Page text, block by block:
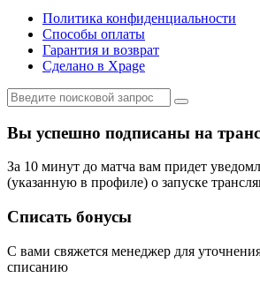
Политика конфиденциальности
Способы оплаты
Гарантия и возврат
Сделано в Xpage
Вы успешно подписаны на
За 10 минут до матча вам придет
(указанную в профиле) о запуске
Списать бонусы
С вами свяжется менеджер для
списанию